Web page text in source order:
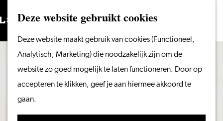
Deze website gebruikt cookies
Deze website maakt gebruik van cookies (Functioneel,
Analytisch, Marketing) die noodzakelijk zijn om de
website zo goed mogelijk te laten functioneren. Door op
accepteren te klikken, geef je aan hiermee akkoord te
gaan.
Ga
naar
homepage
Menu
ZoekenVanaf het water
wandelen
Winkelen
Eten & drinken
Met kinderen
Zoeken